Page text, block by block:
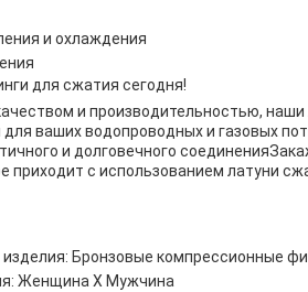
и охлаждения
для сжатия сегодня!
и производительностью,
ваших водопроводных и газовых
и долговечного
приходит с использованием латуни
Бронзовые компрессионные
Женщина X Мужчина